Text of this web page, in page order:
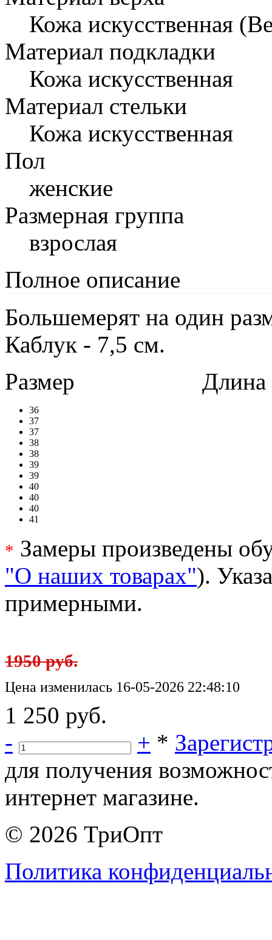
Кожа искусственная
Материал подкладки
Кожа искусственная
Материал стельки
Кожа искусственная
Пол
женские
Размерная группа
взрослая
Полное описание
Большемерят на один
Каблук - 7,5 см.
Размер
Длина в
36
37
37
38
38
39
39
40
40
40
41
* Замеры произведены
"О наших товарах").
примерными.
1950 руб.
Цена изменилась 16-05-2026 22:48:10
1 250 руб.
-
+ *
для получения
интернет магазине.
© 2026 ТриОпт
Политика